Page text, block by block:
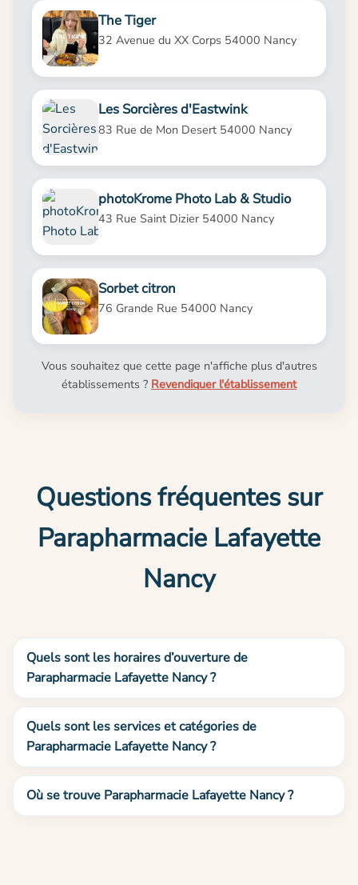
The Tiger
32 Avenue du XX Corps 54000 Nancy
Les Sorcières d'Eastwink
83 Rue de Mon Desert 54000 Nancy
photoKrome Photo Lab & Studio
43 Rue Saint Dizier 54000 Nancy
Sorbet citron
76 Grande Rue 54000 Nancy
Vous souhaitez que cette page n'affiche plus d'autres
établissements ? Revendiquer l'établissement
Questions fréquentes sur
Parapharmacie Lafayette
Nancy
Quels sont les horaires d’ouverture de
Parapharmacie Lafayette Nancy ?
Quels sont les services et catégories de
Parapharmacie Lafayette Nancy ?
Où se trouve Parapharmacie Lafayette Nancy ?